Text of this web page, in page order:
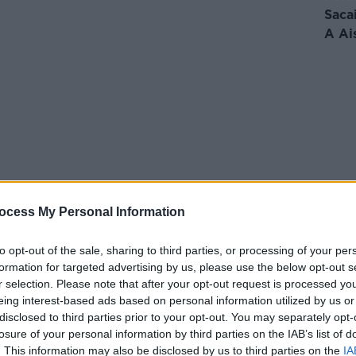
My Personal Information
opt-out of the sale, sharing to third parties, or processing of your
for targeted advertising by us, please use the below opt-out
selection. Please note that after your opt-out request is processed
interest-based ads based on personal information utilized by us
to third parties prior to your opt-out. You may separately
of your personal information by third parties on the IAB’s list of
This information may also be disclosed by us to third parties on the
Eipiciúil ar RTÉ tar éis Bhuaic Teidil Shels
Shearer Focal Buíochais d'fhoireann
The Rest is Football,bhí Gary Lineker
agus teip roinnt de bhainisteoirí an
an t-ábhar Damien Duff chun cinn.
Shearer tar éis casadh ar a chéile le
A